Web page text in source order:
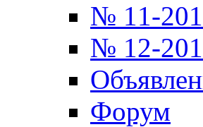
№ 11-
№ 12-
Форум